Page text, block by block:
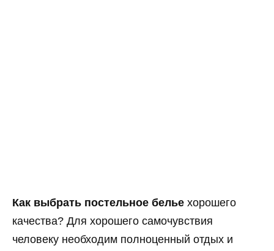
Как выбрать постельное белье хорошего
качества? Для хорошего самочувствия
человеку необходим полноценный отдых и